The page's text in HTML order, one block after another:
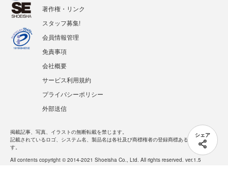
シェア
著作権・リンク
スタッフ募集!
会員情報管理
免責事項
会社概要
サービス利用規約
プライバシーポリシー
外部送信
掲載記事、写真、イラストの無断転載を禁じます。
記載されているロゴ、システム名、製品名は各社及び商標権者の登録商標あるいは商標で
す。
All contents copyright © 2014-2021 Shoeisha Co., Ltd. All rights reserved. ver.1.5